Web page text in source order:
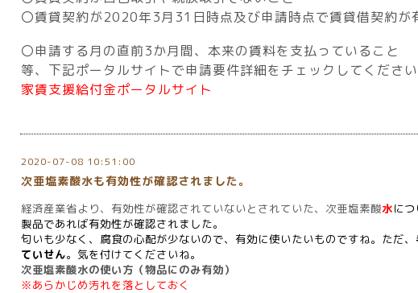
〇賃貸契約が2020年3月 31 日時点及び申請時点で賃貸借契約が
〇申請する月の直前3か月間、本来の賃料を支払っていること
等、下記ポータルサイトで申請要件詳細をチェックしてください
家賃支援給付金ポータルサイト
2020-07-08 10:51:00
次亜塩素酸水も有効性が確認されました。
経済産業省より、有効性が確認されていないとされていた、次亜塩素酸水に
製品であれば有効性が確認されました。
匂いも少なく、腐食の心配が少ないので、有効に使いたいものですね。ただ、
ていせん。気を付けてくださいね。
次亜塩素酸水の使い方（物品にのみ有効）
※あらかじめ汚れを落としておく